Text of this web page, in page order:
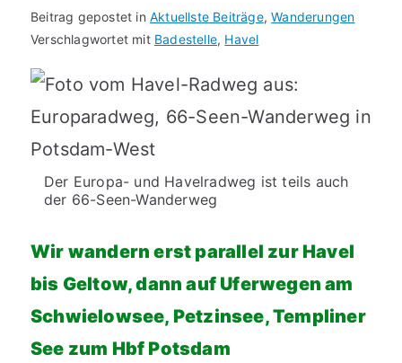
Beitrag gepostet in Aktuellste Beiträge,Wanderungen
Verschlagwortet mit Badestelle, Havel
Der Europa- und Havelradweg ist teils auch
der 66-Seen-Wanderweg
Wir wandern erst parallel zur Havel
bis Geltow, dann auf Uferwegen am
Schwielowsee, Petzinsee, Templiner
See zum Hbf Potsdam